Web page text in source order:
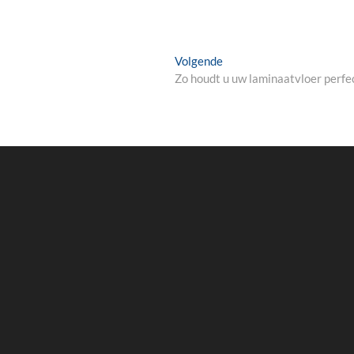
VolgendeVolgende
bericht:
Zo houdt u uw laminaatvloer